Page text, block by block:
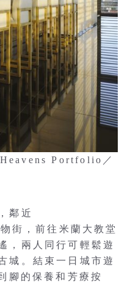
Portfolio／
鄰近
街，前往米蘭大教堂
，兩人同行可輕鬆遊
城。結束一日城市遊
腳的保養和芳療按